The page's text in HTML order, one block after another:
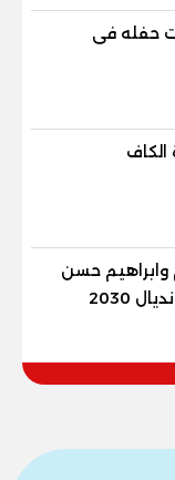
حفله فى
وابراهيم حسن
2030